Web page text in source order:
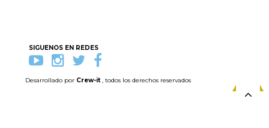
SIGUENOS EN REDES
Desarrollado por Crew-it , todos los derechos reservados